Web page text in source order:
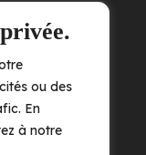
ou des
En
à notre